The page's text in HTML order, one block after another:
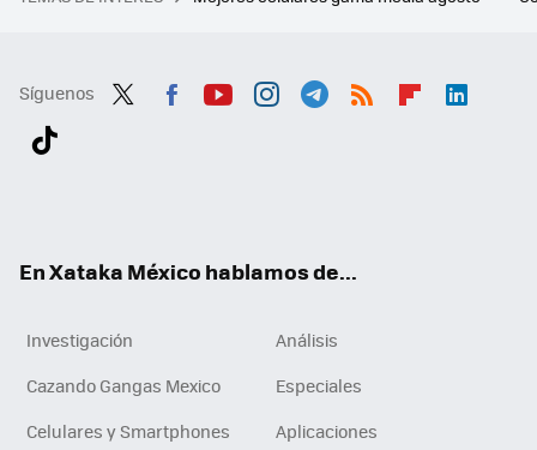
Síguenos
En Xataka México hablamos de...
Investigación
Análisis
Cazando Gangas Mexico
Especiales
Celulares y Smartphones
Aplicaciones